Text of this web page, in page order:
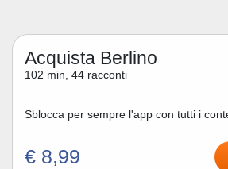
Acquista Berlino
102 min, 44 racconti
Sblocca per sempre l'app con tutti i
€ 8,99